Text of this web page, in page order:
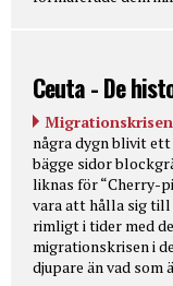
Ceuta - De
några dygn blivit
bägge sidor
liknas för “Cherry-
vara att hålla sig till
rimligt i tider med
migrationskrisen i
djupare än vad som